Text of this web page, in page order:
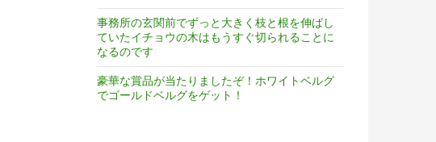
事務所の玄関前でずっと大きく枝と根を伸ばし
ていたイチョウの木はもうすぐ切られることに
なるのです
豪華な賞品が当たりましたぞ！ホワイトベルグ
でゴールドベルグをゲット！